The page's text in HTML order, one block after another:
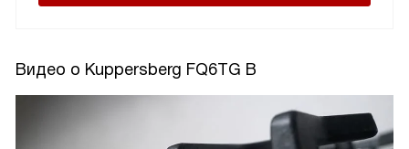
Видео о Kuppersberg FQ6TG B